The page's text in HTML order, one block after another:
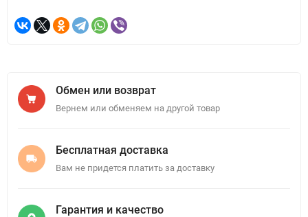
Обмен или возврат
Вернем или обменяем на другой товар
Бесплатная доставка
Вам не придется платить за доставку
Гарантия и качество